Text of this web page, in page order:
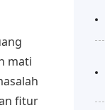
mati
fitur